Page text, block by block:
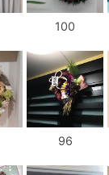
100
96